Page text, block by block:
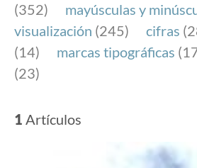
(352)
mayúsculas y
visualización (245) cifras
(14)
marcas tipográficas
(23)
1 Artículos